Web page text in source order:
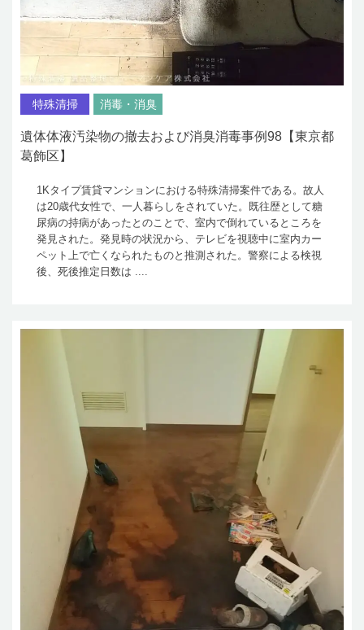
特殊清掃 消毒・消臭
遺体体液汚染物の撤去および消臭消毒事例98【東京都
葛飾区】
1Kタイプ賃貸マンションにおける特殊清掃案件である。故人
は20歳代女性で、一人暮らしをされていた。既往歴として糖
尿病の持病があったとのことで、室内で倒れているところを
発見された。発見時の状況から、テレビを視聴中に室内カー
ペット上で亡くなられたものと推測された。警察による検視
後、死後推定日数は ....